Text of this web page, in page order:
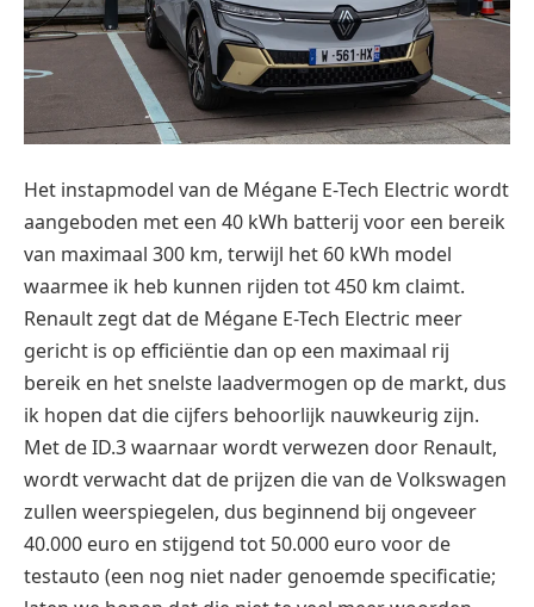
Het instapmodel van de Mégane E-Tech Electric wordt
aangeboden met een 40 kWh batterij voor een bereik
van maximaal 300 km, terwijl het 60 kWh model
waarmee ik heb kunnen rijden tot 450 km claimt.
Renault zegt dat de Mégane E-Tech Electric meer
gericht is op efficiëntie dan op een maximaal rij
bereik en het snelste laadvermogen op de markt, dus
ik hopen dat die cijfers behoorlijk nauwkeurig zijn.
Met de ID.3 waarnaar wordt verwezen door Renault,
wordt verwacht dat de prijzen die van de Volkswagen
zullen weerspiegelen, dus beginnend bij ongeveer
40.000 euro en stijgend tot 50.000 euro voor de
testauto (een nog niet nader genoemde specificatie;